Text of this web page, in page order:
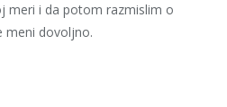
meri i da potom razmislim o
meni dovoljno.